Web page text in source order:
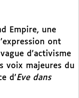
Empire, une
ont
d’activisme
voix majeures du
d’Eve dans